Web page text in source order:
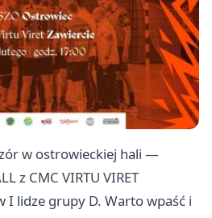
w ostrowieckiej hali —
z CMC VIRTU VIRET
I lidze grupy D. Warto wpaść i